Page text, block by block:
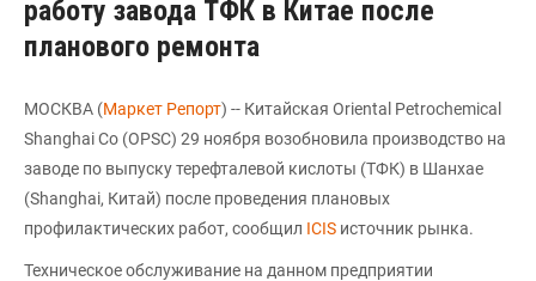
работу завода ТФК в Китае после
планового ремонта
МОСКВА (Маркет Репорт) -- Китайская Oriental Petrochemical
Shanghai Co (OPSC) 29 ноября возобновила производство на
заводе по выпуску терефталевой кислоты (ТФК) в Шанхае
(Shanghai, Китай) после проведения плановых
профилактических работ, сообщил ICIS источник рынка.
Техническое обслуживание на данном предприятии